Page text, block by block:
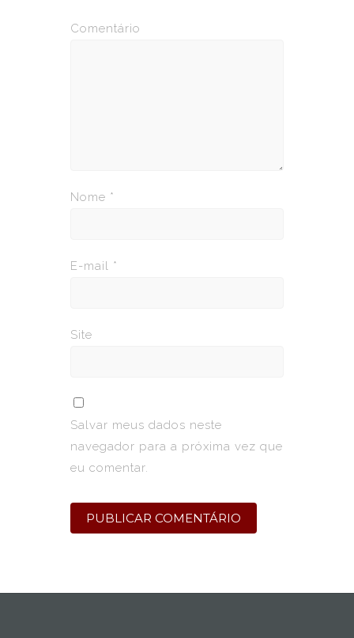
Comentário
Nome *
E-mail *
Site
Salvar meus dados neste
navegador para a próxima vez que
eu comentar.